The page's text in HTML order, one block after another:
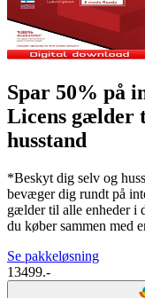
Spar 50% på
Licens gælder
husstand
*Beskyt dig selv og
bevæger dig rundt på
gælder til alle enheder i
du køber sammen med
Se pakkeløsning
13499.-